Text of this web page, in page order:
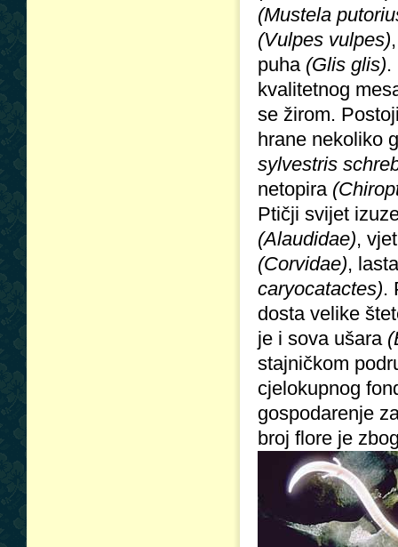
(Mustela
(Vulpes vulpes)
puha (Glis glis).
kvalitetnog
se žirom.
hrane nekoliko
sylvestris
netopira
Ptičji svijet
(Alaudidae),
(Corvidae),
caryocatactes).
dosta velike
je i sova ušara
stajničkom
cjelokupnog
gospodarenje
broj flore je